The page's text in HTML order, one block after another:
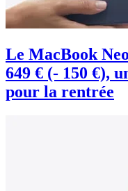
Le MacBook
649 € (- 150 €),
pour la rentrée